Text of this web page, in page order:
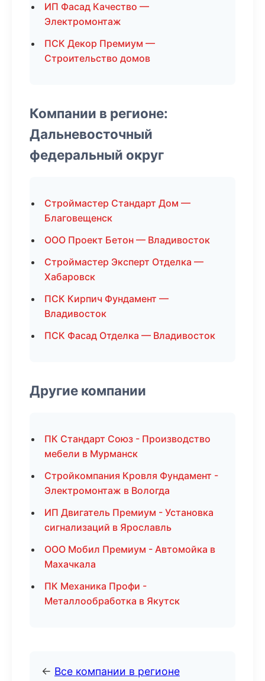
ИП Фасад Качество —
Электромонтаж
ПСК Декор Премиум —
Строительство домов
Компании в регионе:
Дальневосточный
федеральный округ
Строймастер Стандарт Дом —
Благовещенск
ООО Проект Бетон — Владивосток
Строймастер Эксперт Отделка —
Хабаровск
ПСК Кирпич Фундамент —
Владивосток
ПСК Фасад Отделка — Владивосток
Другие компании
ПК Стандарт Союз - Производство
мебели в Мурманск
Стройкомпания Кровля Фундамент -
Электромонтаж в Вологда
ИП Двигатель Премиум - Установка
сигнализаций в Ярославль
ООО Мобил Премиум - Автомойка в
Махачкала
ПК Механика Профи -
Металлообработка в Якутск
← Все компании в регионе